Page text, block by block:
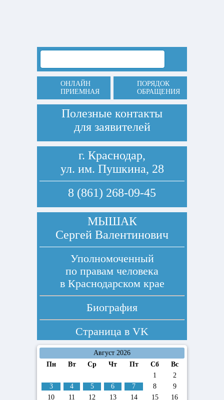
ОНЛАЙН
ПРИЕМНАЯ
ПОРЯДОК
ОБРАЩЕНИЯ
Полезные контакты
для заявителей
г. Краснодар,
ул. им. Пушкина, 28
8 (861) 268-09-45
МЫШАК
Сергей Валентинович
Уполномоченный
по правам человека
в Краснодарском крае
Биография
Страница в VK
Август 2026
Пн
Вт Ср Чт Пт Сб
Вс
1
2
3
4 5 6 7 8
9
10
11 12 13 14 15 16